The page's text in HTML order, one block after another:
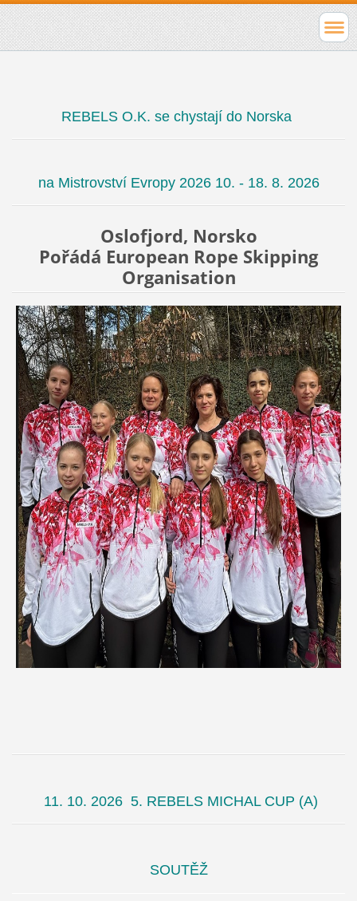
REBELS O.K. se chystají do Norska
na Mistrovství Evropy 2026 10. - 18. 8. 2026
Oslofjord, Norsko
Pořádá European Rope Skipping
Organisation
11. 10. 2026 5. REBELS MICHAL CUP (A)
SOUTĚŽ